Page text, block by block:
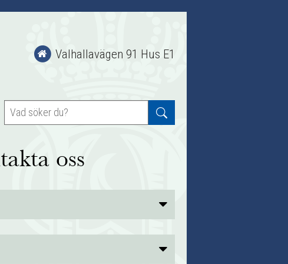
Valhallavägen 91 Hus E1
oss